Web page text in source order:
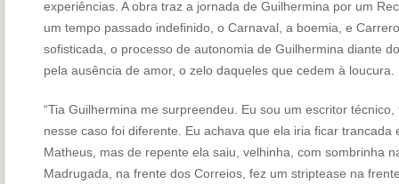
experiências. A obra traz a jornada de Guilhermina por um
um tempo passado indefinido, o Carnaval, a boemia, e
sofisticada, o processo de autonomia de Gui­lhermina diante
pe­la ausência de amor, o zelo daqueles que cedem à loucura.
“Tia Guilhermina me surpreendeu. Eu sou um escritor
nesse caso foi diferen­te. Eu achava que ela iria fi­car trancada
Matheus, mas de repen­te ela saiu, velhinha, com som­brinha
Madrugada, na frente dos Correios, fez um striptease na